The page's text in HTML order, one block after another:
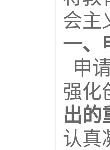
会主
一、
申
强化
出的
认真